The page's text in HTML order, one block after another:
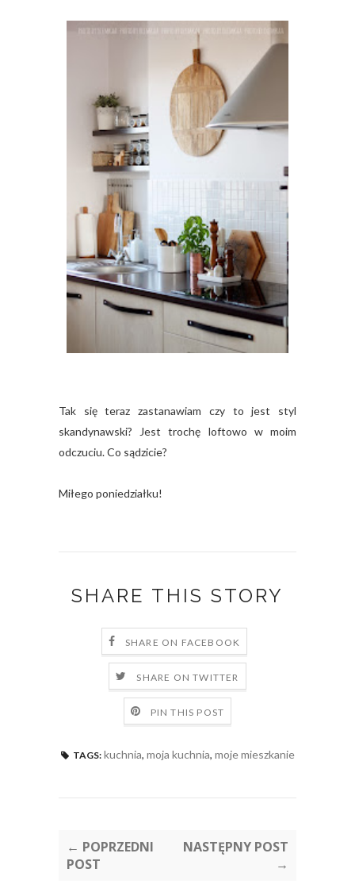
Tak się teraz zastanawiam czy to jest styl
skandynawski? Jest trochę loftowo w moim
odczuciu. Co sądzicie?
Miłego poniedziałku!
SHARE THIS STORY
SHARE ON FACEBOOK
SHARE ON TWITTER
PIN THIS POST
TAGS: kuchnia, moja kuchnia, moje mieszkanie
← POPRZEDNI
POST
NASTĘPNY POST
→